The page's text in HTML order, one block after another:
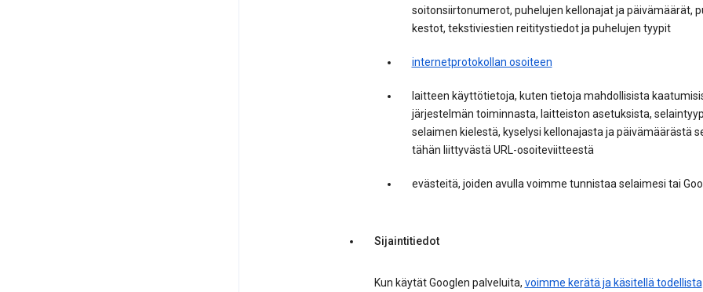
soitonsiirtonumerot, puhelujen kellonajat ja päivämäärät,
kestot, tekstiviestien reititystiedot ja puhelujen tyypit
internetprotokollan osoiteen
laitteen käyttötietoja, kuten tietoja mahdollisista
järjestelmän toiminnasta, laitteiston asetuksista,
selaimen kielestä, kyselysi kellonajasta ja päivämäärästä
tähän liittyvästä URL-osoiteviitteestä
evästeitä, joiden avulla voimme tunnistaa selaimesi tai
Sijaintitiedot
Kun käytät Googlen palveluita, voimme kerätä ja käsitellä todellista